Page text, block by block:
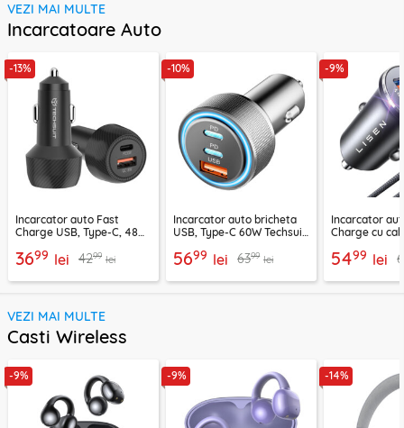
VEZI MAI MULTE
Incarcatoare Auto
-13%
Incarcator auto Fast
Charge USB, Type-C, 48W
3699 lei 4299 lei
-10%
Incarcator auto bricheta
USB, Type-C 60W Techsuit
5699 lei 6399 lei
-9%
Incarcator
Charge cu
5499 lei
VEZI MAI MULTE
Casti Wireless
-9% -9% -14%